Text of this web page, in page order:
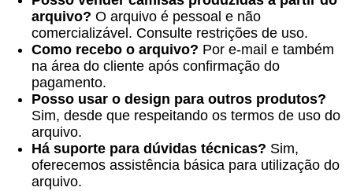
arquivo? O arquivo é pessoal e não
comercializável. Consulte restrições de uso.
Como recebo o arquivo? Por e-mail e também
na área do cliente após confirmação do
pagamento.
Posso usar o design para outros produtos?
Sim, desde que respeitando os termos de uso do
arquivo.
Há suporte para dúvidas técnicas? Sim,
oferecemos assistência básica para utilização do
arquivo.